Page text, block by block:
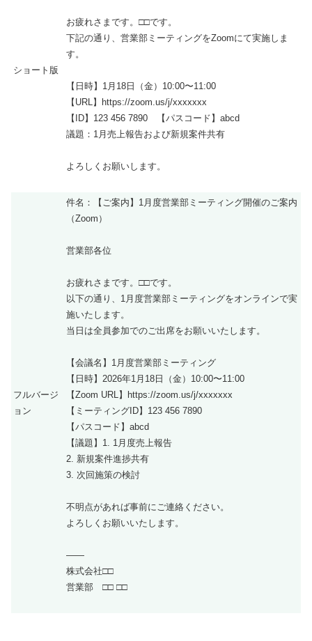
ショート版
お疲れさまです。□□です。
下記の通り、営業部ミーティングをZoomにて実施しま
す。
【日時】1月18日（金）10:00〜11:00
【URL】https://zoom.us/j/xxxxxxx
【ID】123 456 7890 【パスコード】abcd
議題：1月売上報告および新規案件共有
よろしくお願いします。
フルバージ
ョン
件名：【ご案内】1月度営業部ミーティング開催のご案内
（Zoom）
営業部各位
お疲れさまです。□□です。
以下の通り、1月度営業部ミーティングをオンラインで実
施いたします。
当日は全員参加でのご出席をお願いいたします。
【会議名】1月度営業部ミーティング
【日時】2026年1月18日（金）10:00〜11:00
【Zoom URL】https://zoom.us/j/xxxxxxx
【ミーティングID】123 456 7890
【パスコード】abcd
【議題】1. 1月度売上報告
2. 新規案件進捗共有
3. 次回施策の検討
不明点があれば事前にご連絡ください。
よろしくお願いいたします。
——
株式会社□□
営業部 □□ □□